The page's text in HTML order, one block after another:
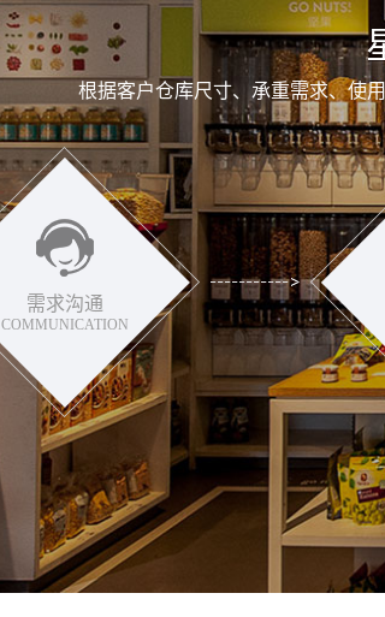
根据客户仓库尺寸、承重需求、使
需求沟通
COMMUNICATION